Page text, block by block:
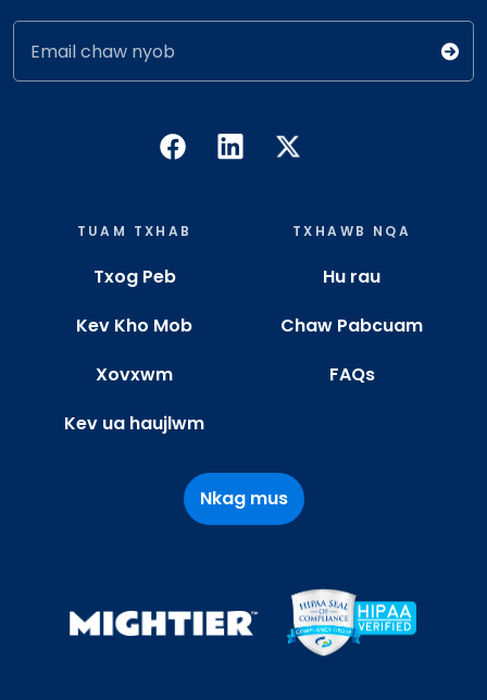
Email chaw nyob
TUAM TXHAB
Txog Peb
Kev Kho Mob
Xovxwm
Kev ua haujlwm
TXHAWB NQA
Hu rau
Chaw Pabcuam
FAQs
Nkag mus